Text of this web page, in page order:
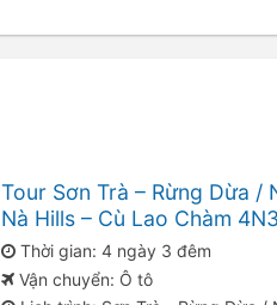
Tour Sơn Trà – Rừng Dừa /
Nà Hills – Cù Lao Chàm
Thời gian: 4 ngày 3 đêm
Vận chuyển: Ô tô